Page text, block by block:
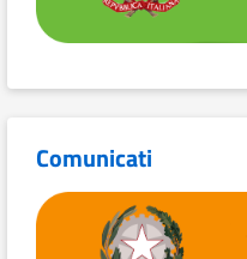
Comunicati